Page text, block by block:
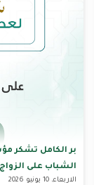
بر الكامل تشكر
الشباب على الزواج
الاربعاء، 10 يونيو 2026